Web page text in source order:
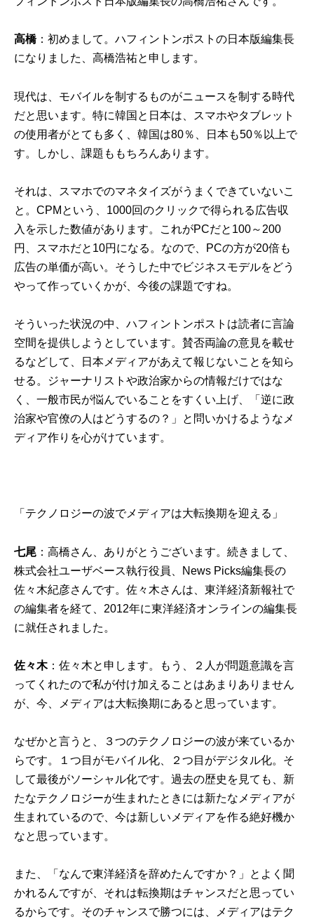
高橋：初めまして。ハフィントンポストの日本版編集長
になりました、高橋浩祐と申します。
現代は、モバイルを制するものがニュースを制する時代
だと思います。特に韓国と日本は、スマホやタブレット
の使用者がとても多く、韓国は80％、日本も50％以上で
す。しかし、課題ももちろんあります。
それは、スマホでのマネタイズがうまくできていないこ
と。CPMという、1000回のクリックで得られる広告収
入を示した数値があります。これがPCだと100～200
円、スマホだと10円になる。なので、PCの方が20倍も
広告の単価が高い。そうした中でビジネスモデルをどう
やって作っていくかが、今後の課題ですね。
そういった状況の中、ハフィントンポストは読者に言論
空間を提供しようとしています。賛否両論の意見を載せ
るなどして、日本メディアがあえて報じないことを知ら
せる。ジャーナリストや政治家からの情報だけではな
く、一般市民が悩んでいることをすくい上げ、「逆に政
治家や官僚の人はどうするの？」と問いかけるようなメ
ディア作りを心がけています。
「テクノロジーの波でメディアは大転換期を迎える」
七尾 ：高橋さん、ありがとうございます。続きまして、
株式会社ユーザベース執行役員、News Picks編集長の
佐々木紀彦さんです。佐々木さんは、東洋経済新報社で
の編集者を経て、2012年に東洋経済オンラインの編集長
に就任されました。
佐々木：佐々木と申します。もう、２人が問題意識を言
ってくれたので私が付け加えることはあまりありません
が、今、メディアは大転換期にあると思っています。
なぜかと言うと、３つのテクノロジーの波が来ているか
らです。１つ目がモバイル化、２つ目がデジタル化。そ
して最後がソーシャル化です。過去の歴史を見ても、新
たなテクノロジーが生まれたときには新たなメディアが
生まれているので、今は新しいメディアを作る絶好機か
なと思っています。
また、「なんで東洋経済を辞めたんですか？」とよく聞
かれるんですが、それは転換期はチャンスだと思ってい
るからです。そのチャンスで勝つには、メディアはテク